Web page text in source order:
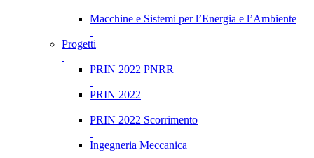
Macchine e Sistemi per l’Energia e l’Ambiente
Progetti
PRIN 2022 PNRR
PRIN 2022
PRIN 2022 Scorrimento
Ingegneria Meccanica